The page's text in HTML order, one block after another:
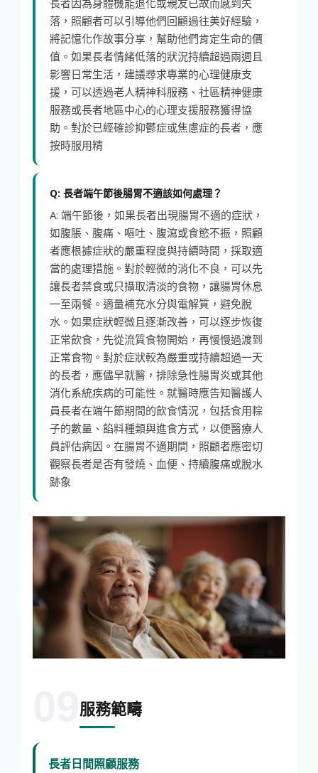
長者因為身體機能退化或親友已故而感到失
落，照顧者可以引導他們回顧過往美好經驗，
將記憶化作故事分享，幫助他們肯定生命的價
值。如果長者情緒低落的狀況持續超過兩週且
影響日常生活，建議尋求專業的心理健康支
援，可以透過老人精神科服務、社區精神健康
服務或長者地區中心的心理支援服務獲得協
助。對於已經確診抑鬱症或焦慮症的長者，應
按時服用精
Q: 長者端午節後腸胃不適該如何處理？
A: 端午節後，如果長者出現腸胃不適的症狀，
如腹脹、腹痛、嘔吐、腹瀉或食慾不振，照顧
者應根據症狀的嚴重程度與持續時間，採取適
當的處理措施。對於輕微的消化不良，可以先
讓長者禁食或只攝取清淡的食物，讓腸胃休息
一至兩餐。適量補充水分與電解質，避免脫
水。如果症狀輕微且逐漸改善，可以逐步恢復
正常飲食，先從流質食物開始，再慢慢過渡到
正常食物。對於症狀較為嚴重或持續超過一天
的長者，應儘早就醫，排除急性腸胃炎或其他
消化系統疾病的可能性。就醫時應告知醫護人
員長者在端午節期間的飲食情況，包括食用粽
子的數量、餡料種類與進食方式，以便醫療人
員評估病因。在腸胃不適期間，照顧者應密切
觀察長者是否有發燒、血便、持續腹痛或脫水
跡象
09服務範疇
長者日間照顧服務